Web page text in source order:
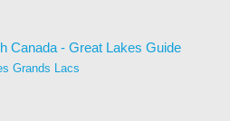
Canada - Great Lakes Guide
Grands Lacs